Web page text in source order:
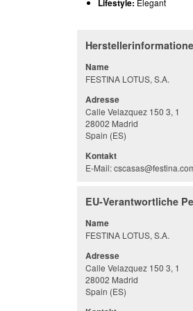
Lifestyle: Elegant
Name
FESTINA LOTUS, S.A.
Adresse
Calle Velazquez 150 3, 1
28002 Madrid
Spain (ES)
Kontakt
E-Mail:
EU-Verantwortliche
Name
FESTINA LOTUS, S.A.
Adresse
Calle Velazquez 150 3, 1
28002 Madrid
Spain (ES)